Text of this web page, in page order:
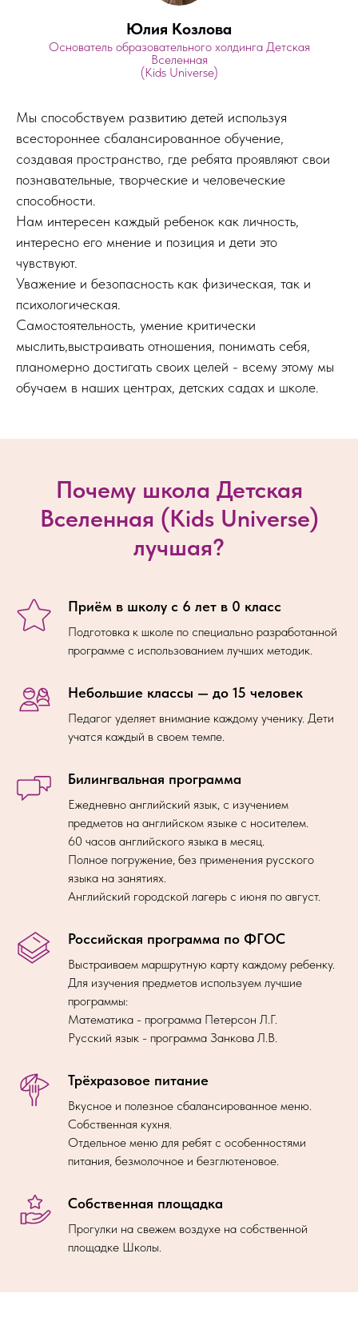
Юлия Козлова
Основатель образовательного холдинга Детская
Вселенная
(Kids Universe)
Мы способствуем развитию детей используя
всестороннее сбалансированное обучение,
создавая пространство, где ребята проявляют свои
познавательные, творческие и человеческие
способности.
Нам интересен каждый ребенок как личность,
интересно его мнение и позиция и дети это
чувствуют.
Уважение и безопасность как физическая, так и
психологическая.
Самостоятельность, умение критически
мыслить,выстраивать отношения, понимать себя,
планомерно достигать своих целей - всему этому мы
обучаем в наших центрах, детских садах и школе.
Почему школа Детская
Вселенная (Kids Universe)
лучшая?
Приём в школу с 6 лет в 0 класс
Подготовка к школе по специально разработанной
программе с использованием лучших методик.
Небольшие классы — до 15 человек
Педагог уделяет внимание каждому ученику. Дети
учатся каждый в своем темпе.
Билингвальная программа
Ежедневно английский язык, с изучением
предметов на английском языке с носителем.
60 часов английского языка в месяц.
Полное погружение, без применения русского
языка на занятиях.
Английский городской лагерь с июня по август.
Российская программа по ФГОС
Выстраиваем маршрутную карту каждому ребенку.
Для изучения предметов используем лучшие
программы:
Математика - программа Петерсон Л.Г.
Русский язык - программа Занкова Л.В.
Трёхразовое питание
Вкусное и полезное сбалансированное меню.
Собственная кухня.
Отдельное меню для ребят с особенностями
питания, безмолочное и безглютеновое.
Собственная площадка
Прогулки на свежем воздухе на собственной
площадке Школы.